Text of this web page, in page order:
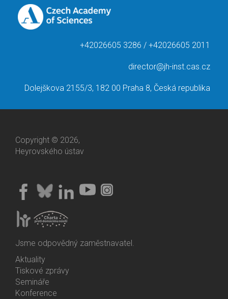
+42026605 3286 / +42026605 2011
director@jh-inst.cas.cz
Dolejškova 2155/3, 182 00 Praha 8, Česká republika
Copyright © 2026,
Heyrovského ústav
Jsme odpovědný zaměstnavatel.
Bottom
Menu
Activities
Aktuality
Tiskové zprávy
Semináře
Konference